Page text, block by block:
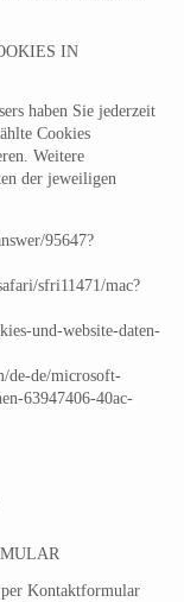
IN
haben Sie jederzeit
Cookies
Weitere
der jeweiligen
95647?
sfri11471/mac?
und-website-daten-
de-de/microsoft-
63947406-40ac-
Kontaktformular